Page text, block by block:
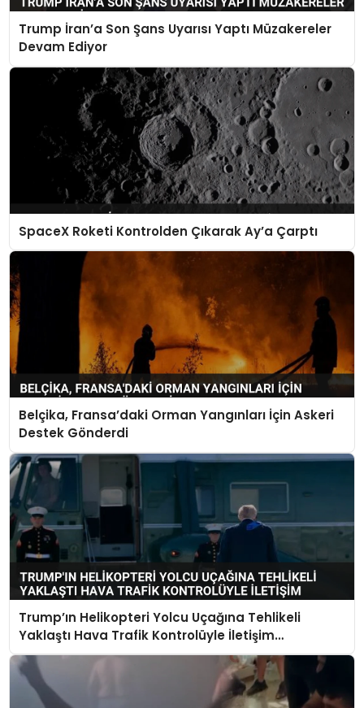
Trump İran’a Son Şans Uyarısı Yaptı Müzakereler
Devam Ediyor
SpaceX Roketi Kontrolden Çıkarak Ay’a Çarptı
Belçika, Fransa’daki Orman Yangınları İçin Askeri
Destek Gönderdi
Trump’ın Helikopteri Yolcu Uçağına Tehlikeli
Yaklaştı Hava Trafik Kontrolüyle İletişim
Kurulamadı